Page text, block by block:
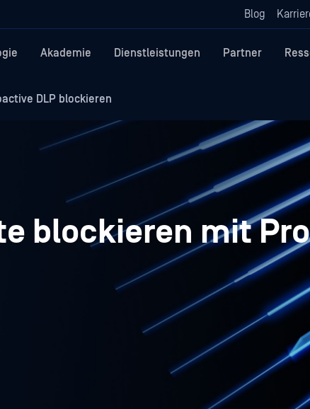
Blog
Akademie Dienstleistungen Partner
DLP blockieren
blockieren mit